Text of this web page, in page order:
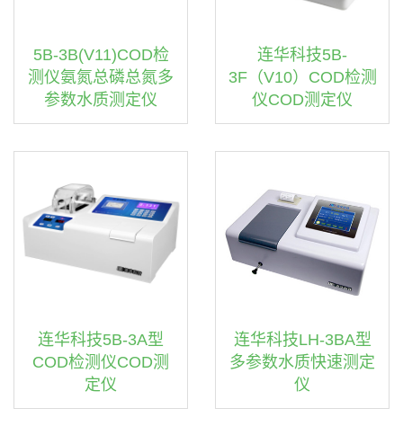
5B-3B(V11)COD检
测仪氨氮总磷总氮多
参数水质测定仪
连华科技5B-
3F（V10）COD检测
仪COD测定仪
连华科技5B-3A型
COD检测仪COD测
定仪
连华科技LH-3BA型
多参数水质快速测定
仪